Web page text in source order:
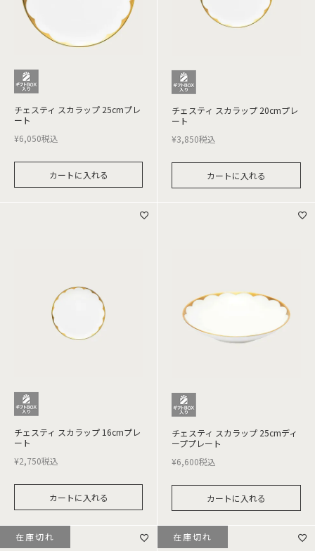
チェスティ スカラップ 25cmプレ
ート
¥6,050税込
カートに入れる
チェスティ スカラップ 20cmプレ
ート
¥3,850税込
カートに入れる
チェスティ スカラップ 16cmプレ
ート
¥2,750税込
カートに入れる
チェスティ スカラップ 25cmディ
ーププレート
¥6,600税込
カートに入れる
在庫切れ 在庫切れ